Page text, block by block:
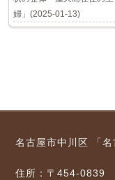
婦」(2025-01-13)
名古屋市中川区 「名
住所：〒454-0839